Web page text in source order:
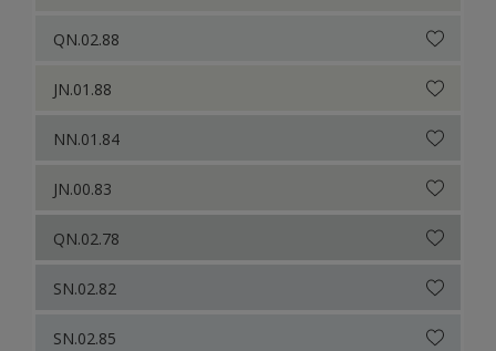
QN.02.88
JN.01.88
NN.01.84
JN.00.83
QN.02.78
SN.02.82
SN.02.85